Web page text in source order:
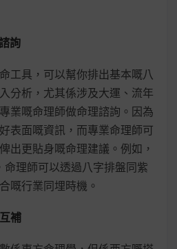
詢
工具，可以幫你排出基本嘅八
分析，尤其係涉及大運、流年
業嘅命理師做命理諮詢。因為
表面嘅資訊，而專業命理師可
出更貼身嘅命理建議。例如，
理師可以透過八字排盤同紫
嘅行業同埋時機。
補